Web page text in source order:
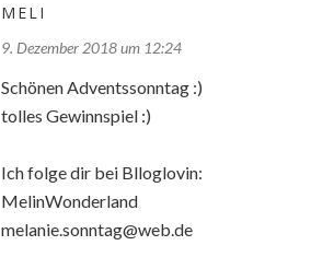
MELI
9. Dezember 2018 um 12:24
Schönen Adventssonntag :)
tolles Gewinnspiel :)
Ich folge dir bei Blloglovin:
MelinWonderland
melanie.sonntag@web.de